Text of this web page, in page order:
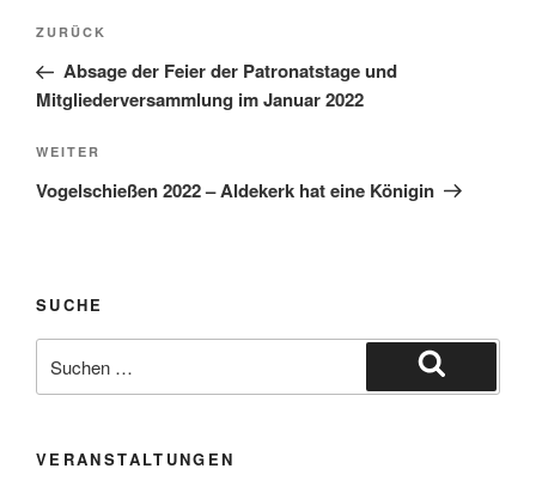
Beitragsnavigation
Vorheriger
Beitrag
ZURÜCK
Absage der Feier der Patronatstage und
Mitgliederversammlung im Januar 2022
Nächster
Beitrag
WEITER
Vogelschießen 2022 – Aldekerk hat eine Königin
SUCHE
nach:
Suchen
VERANSTALTUNGEN